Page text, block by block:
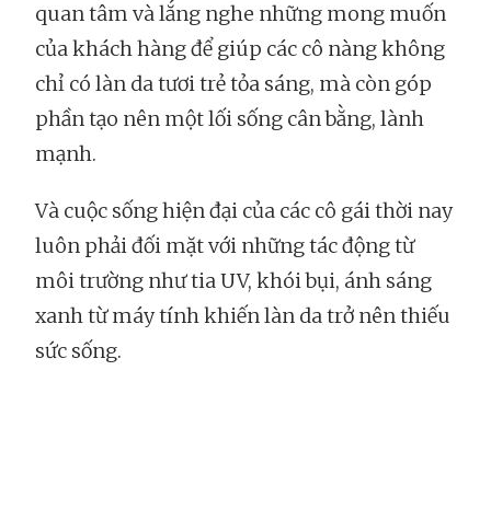
quan tâm và lắng nghe những mong muốn
của khách hàng để giúp các cô nàng không
chỉ có làn da tươi trẻ tỏa sáng, mà còn góp
phần tạo nên một lối sống cân bằng, lành
mạnh.
Và cuộc sống hiện đại của các cô gái thời nay
luôn phải đối mặt với những tác động từ
môi trường như tia UV, khói bụi, ánh sáng
xanh từ máy tính khiến làn da trở nên thiếu
sức sống.